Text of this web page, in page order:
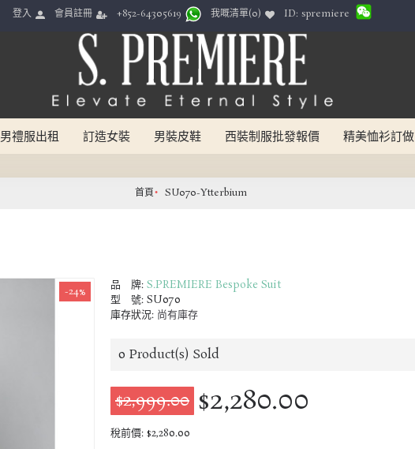
登入 會員註冊 +852-64305619 我嘅清單(0) ID: spremiere
男禮服出租 訂造女裝 男裝皮鞋 西裝制服批發報價 精美恤衫訂做
首頁 SU070-Ytterbium
-24% 品 牌: S.PREMIERE Bespoke Suit
型 號: SU070
庫存狀況: 尚有庫存
0 Product(s) Sold
$2,999.00 $2,280.00
稅前價: $2,280.00